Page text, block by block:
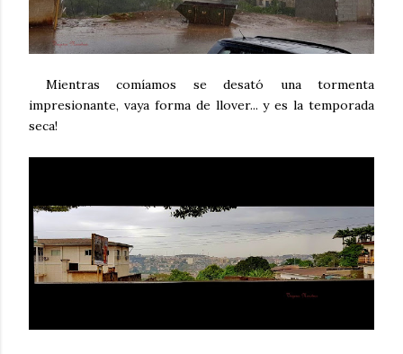
Mientras comíamos se desató una tormenta
impresionante, vaya forma de llover... y es la temporada
seca!